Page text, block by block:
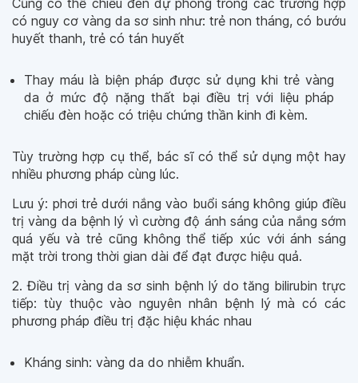
Cũng có thể chiếu đèn dự phòng trong các trường hợp
có nguy cơ vàng da sơ sinh như: trẻ non tháng, có bướu
huyết thanh, trẻ có tán huyết
Thay máu là biện pháp được sử dụng khi trẻ vàng
da ở mức độ nặng thất bại điều trị với liệu pháp
chiếu đèn hoặc có triệu chứng thần kinh đi kèm.
Tùy trường hợp cụ thể, bác sĩ có thể sử dụng một hay
nhiều phương pháp cùng lúc.
Lưu ý: phơi trẻ dưới nắng vào buổi sáng không giúp điều
trị vàng da bệnh lý vì cường độ ánh sáng của nắng sớm
quá yếu và trẻ cũng không thể tiếp xúc với ánh sáng
mặt trời trong thời gian dài để đạt được hiệu quả.
2. Điều trị vàng da sơ sinh bệnh lý do tăng bilirubin trực
tiếp: tùy thuộc vào nguyên nhân bệnh lý mà có các
phương pháp điều trị đặc hiệu khác nhau
Kháng sinh: vàng da do nhiễm khuẩn.